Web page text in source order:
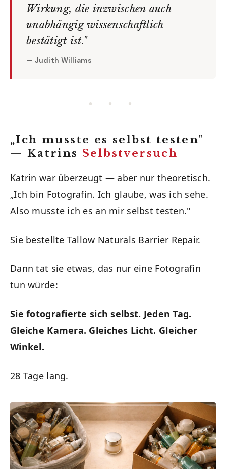
Wirkung, die inzwischen auch
unabhängig wissenschaftlich
bestätigt ist."
— Judith Williams
• • •
„Ich musste es selbst testen"
— Katrins Selbstversuch
Katrin war überzeugt — aber nur theoretisch.
„Ich bin Fotografin. Ich glaube, was ich sehe.
Also musste ich es an mir selbst testen."
Sie bestellte Tallow Naturals Barrier Repair.
Dann tat sie etwas, das nur eine Fotografin
tun würde:
Sie fotografierte sich selbst. Jeden Tag.
Gleiche Kamera. Gleiches Licht. Gleicher
Winkel.
28 Tage lang.